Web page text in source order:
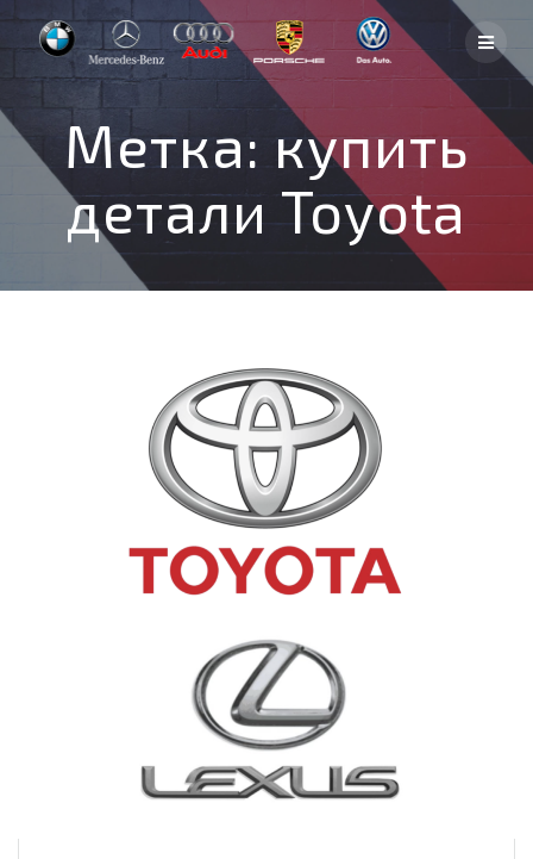
to
content
Метка: купить
детали Toyota